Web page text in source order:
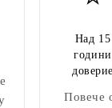
Над 15
години
Повече